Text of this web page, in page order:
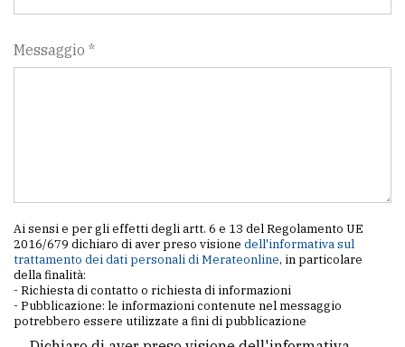
Messaggio *
Ai sensi e per gli effetti degli artt. 6 e 13 del Regolamento UE
2016/679 dichiaro di aver preso visione dell'informativa sul
trattamento dei dati personali di Merateonline, in particolare
della finalità:
- Richiesta di contatto o richiesta di informazioni
- Pubblicazione: le informazioni contenute nel messaggio
potrebbero essere utilizzate a fini di pubblicazione